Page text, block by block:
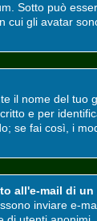
Sotto può
cui gli avatar
il nome del
e per
se fai così, i
all'e-mail di
inviare e-